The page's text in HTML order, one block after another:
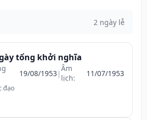
2 ngày lễ
tổng khởi nghĩa
19/08/1953|Âm
lịch:
11/07/1953
đạo